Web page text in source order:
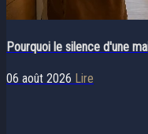
Pourquoi le silence d'une
06 août 2026 Lire